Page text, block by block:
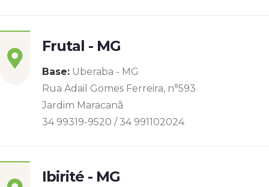
Frutal - MG
Base: Uberaba - MG
Rua Adail Gomes Ferreira, n°593
Jardim Maracanã
34 99319-9520 / 34 991102024
Ibirité - MG